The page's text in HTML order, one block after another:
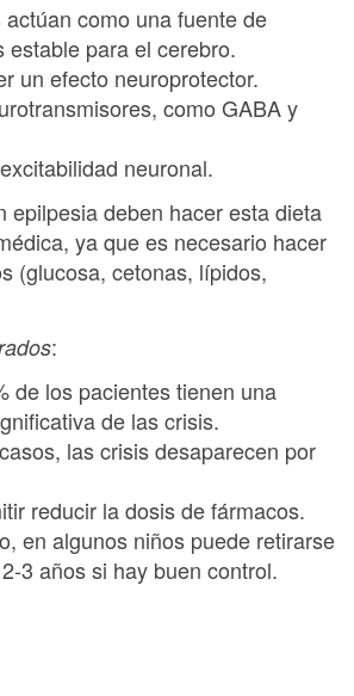
como una fuente de
estable para el cerebro.
un efecto neuroprotector.
como GABA y
neuronal.
epilpesia deben hacer esta dieta
ya que es necesario hacer
(glucosa, cetonas, lípidos,
:
de los pacientes tienen una
de las crisis.
las crisis desaparecen por
reducir la dosis de fármacos.
en algunos niños puede retirarse
3 años si hay buen control.